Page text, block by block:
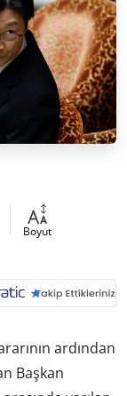
Boyut
ardından
Başkan